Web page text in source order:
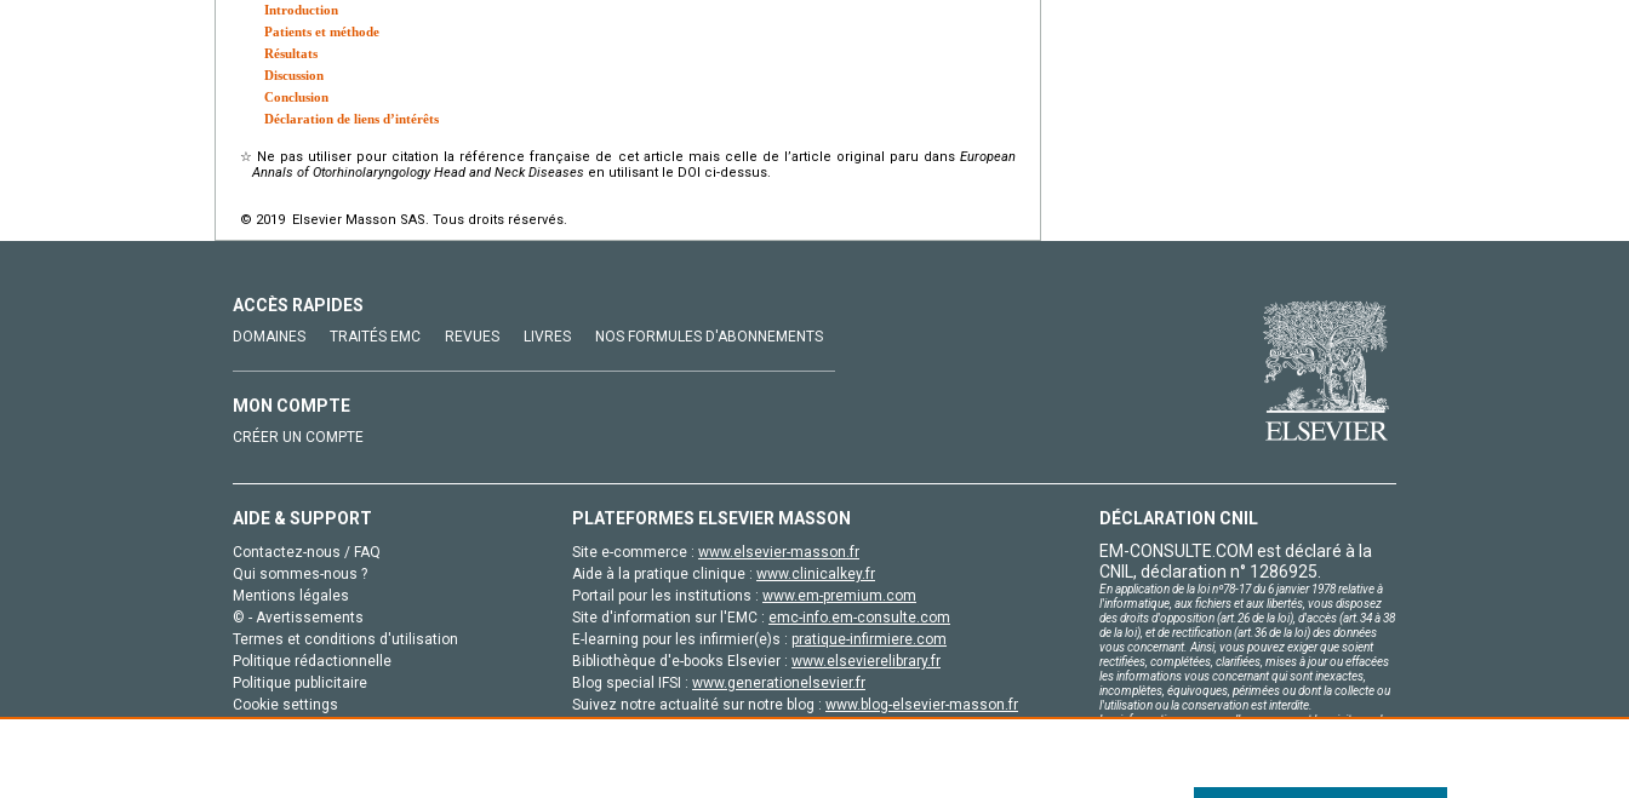
Introduction
Patients et méthode
Résultats
Discussion
Conclusion
Déclaration de liens d’intérêts
☆ Ne pas utiliser pour citation la référence française de cet article mais celle de l’article original paru dansEuropean
Annals of Otorhinolaryngology Head and Neck Diseases en utilisant le DOI ci-dessus.
© 2019 Elsevier Masson SAS. Tous droits réservés.
ACCÈS RAPIDES
DOMAINES TRAITÉS EMC REVUES LIVRES NOS FORMULES D'ABONNEMENTS
MON COMPTE
CRÉER UN COMPTE
AIDE & SUPPORT
Contactez-nous / FAQ
Qui sommes-nous ?
Mentions légales
© - Avertissements
Termes et conditions d'utilisation
Politique rédactionnelle
Politique publicitaire
Cookie settings
PLATEFORMES ELSEVIER MASSON
Site e-commerce : www.elsevier-masson.fr
Aide à la pratique clinique : www.clinicalkey.fr
Portail pour les institutions : www.em-premium.com
Site d'information sur l'EMC : emc-info.em-consulte.com
E-learning pour les infirmier(e)s : pratique-infirmiere.com
Bibliothèque d'e-books Elsevier : www.elsevierelibrary.fr
Blog special IFSI : www.generationelsevier.fr
Suivez notre actualité sur notre blog : www.blog-elsevier-masson.fr
DÉCLARATION CNIL
EM-CONSULTE.COM est déclaré à la
CNIL, déclaration n° 1286925.
En application de la loi nº78-17 du 6 janvier 1978 relative à
l'informatique, aux fichiers et aux libertés, vous disposez
des droits d'opposition (art.26 de la loi), d'accès (art.34 à 38
de la loi), et de rectification (art.36 de la loi) des données
vous concernant. Ainsi, vous pouvez exiger que soient
rectifiées, complétées, clarifiées, mises à jour ou effacées
les informations vous concernant qui sont inexactes,
incomplètes, équivoques, périmées ou dont la collecte ou
l'utilisation ou la conservation est interdite.
Les informations personnelles concernant les visiteurs de